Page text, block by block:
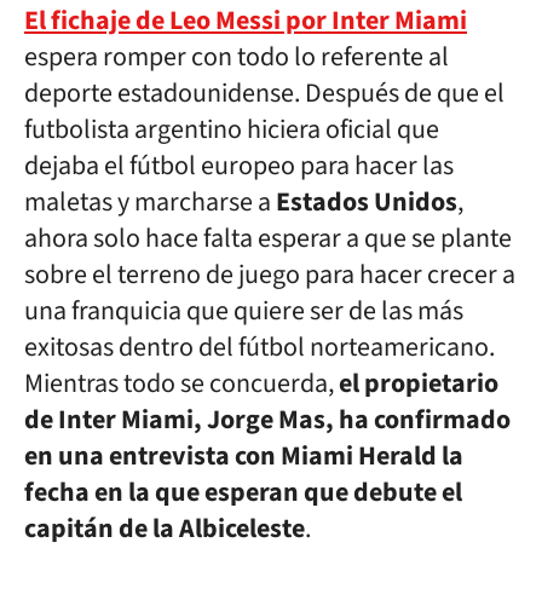
El fichaje de Leo Messi por Inter Miami
espera romper con todo lo referente al
deporte estadounidense. Después de que el
futbolista argentino hiciera oficial que
dejaba el fútbol europeo para hacer las
maletas y marcharse aEstados Unidos,
ahora solo hace falta esperar a que se plante
sobre el terreno de juego para hacer crecer a
una franquicia que quiere ser de las más
exitosas dentro del fútbol norteamericano.
Mientras todo se concuerda,el propietario
de Inter Miami, Jorge Mas, ha confirmado
en una entrevista con Miami Herald la
fecha en la que esperan que debute el
capitán de la Albiceleste.